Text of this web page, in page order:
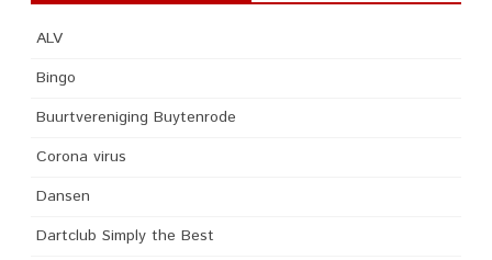
ALV
Bingo
Buurtvereniging Buytenrode
Corona virus
Dansen
Dartclub Simply the Best